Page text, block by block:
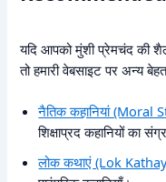
यदि आपको मुंशी प्रेमचंद की
तो हमारी वेबसाइट पर अन्य
नैतिक कहानियां (Moral
शिक्षाप्रद कहानियों का
लोक कथाएं (Lok